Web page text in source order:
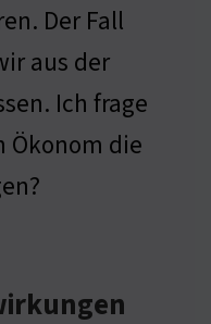
Der Fall
aus der
Ich frage
Ökonom die